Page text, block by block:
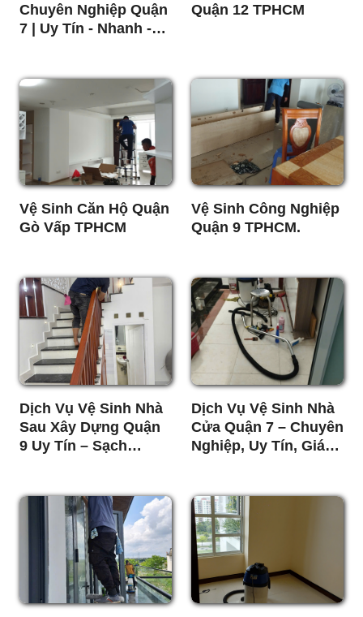
Chuyên Nghiệp Quận
7 | Uy Tín - Nhanh -
Quận 12 TPHCM
Vệ Sinh Căn Hộ Quận
Gò Vấp TPHCM
Vệ Sinh Công Nghiệp
Quận 9 TPHCM.
Dịch Vụ Vệ Sinh Nhà
Sau Xây Dựng Quận
9 Uy Tín – Sạch
Dịch Vụ Vệ Sinh Nhà
Cửa Quận 7 – Chuyên
Nghiệp, Uy Tín, Giá